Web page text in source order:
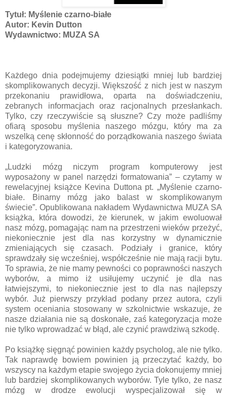
Tytuł: Myślenie czarno-białe
Autor: Kevin Dutton
Wydawnictwo: MUZA SA
Każdego dnia podejmujemy dziesiątki mniej lub bardziej
skomplikowanych decyzji. Większość z nich jest w naszym
przekonaniu prawidłowa, oparta na doświadczeniu,
zebranych informacjach oraz racjonalnych przesłankach.
Tylko, czy rzeczywiście są słuszne? Czy może padliśmy
ofiarą sposobu myślenia naszego mózgu, który ma za
wszelką cenę skłonność do porządkowania naszego świata
i kategoryzowania.
„Ludzki mózg niczym program komputerowy jest
wyposażony w panel narzędzi formatowania” – czytamy w
rewelacyjnej książce Kevina Duttona pt. „Myślenie czarno-
białe. Binarny mózg jako balast w skomplikowanym
świecie”. Opublikowana nakładem Wydawnictwa MUZA SA
książka, która dowodzi, że kierunek, w jakim ewoluował
nasz mózg, pomagając nam na przestrzeni wieków przeżyć,
niekoniecznie jest dla nas korzystny w dynamicznie
zmieniających się czasach. Podziały i granice, który
sprawdzały się wcześniej, współcześnie nie mają racji bytu.
To sprawia, że nie mamy pewności co poprawności naszych
wyborów, a mimo iż usiłujemy uczynić je dla nas
łatwiejszymi, to niekoniecznie jest to dla nas najlepszy
wybór. Już pierwszy przykład podany przez autora, czyli
system oceniania stosowany w szkolnictwie wskazuje, że
nasze działania nie są doskonałe, zaś kategoryzacja może
nie tylko wprowadzać w błąd, ale czynić prawdziwą szkodę.
Po książkę sięgnąć powinien każdy psycholog, ale nie tylko.
Tak naprawdę bowiem powinien ją przeczytać każdy, bo
wszyscy na każdym etapie swojego życia dokonujemy mniej
lub bardziej skomplikowanych wyborów. Tyle tylko, że nasz
mózg w drodze ewolucji wyspecjalizował się w